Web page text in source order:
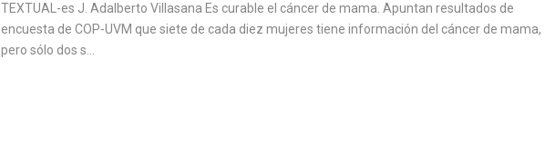
TEXTUAL-es J. Adalberto Villasana Es curable el cáncer de mama. Apuntan resultados de
encuesta de COP-UVM que siete de cada diez mujeres tiene información del cáncer de mama,
pero sólo dos s...